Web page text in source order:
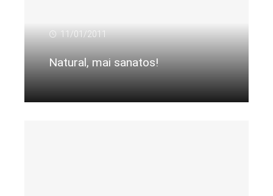
11/01/2011
Natural, mai sanatos!